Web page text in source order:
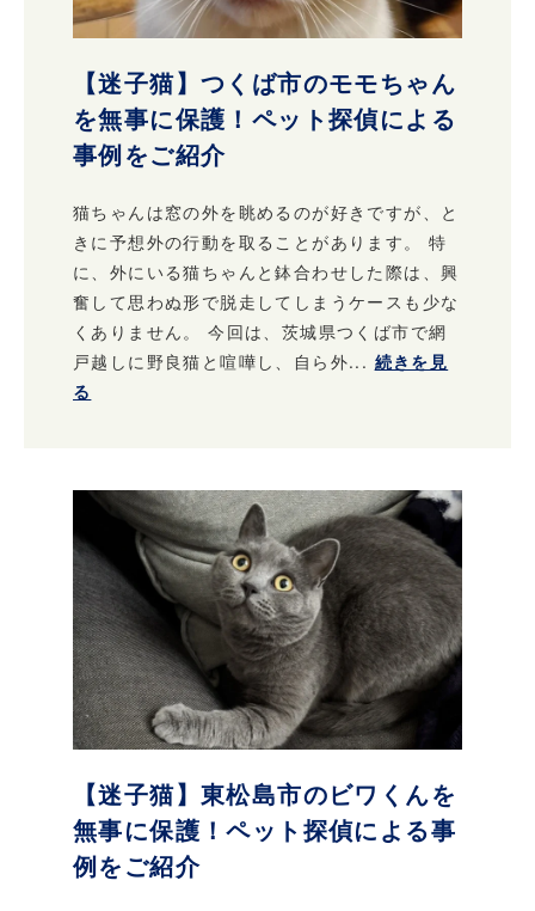
【迷子猫】つくば市のモモちゃん
を無事に保護！ペット探偵による
事例をご紹介
猫ちゃんは窓の外を眺めるのが好きですが、と
きに予想外の行動を取ることがあります。 特
に、外にいる猫ちゃんと鉢合わせした際は、興
奮して思わぬ形で脱走してしまうケースも少な
くありません。 今回は、茨城県つくば市で網
戸越しに野良猫と喧嘩し、自ら外... 続きを見
る
【迷子猫】東松島市のビワくんを
無事に保護！ペット探偵による事
例をご紹介